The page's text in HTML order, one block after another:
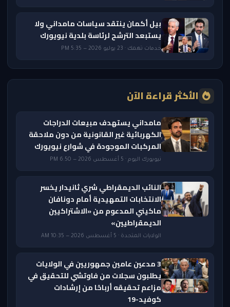
بيل أكمان ينتقد سياسات مامداني ولا
يستبعد الترشح لرئاسة بلدية نيويورك
خدمات تهمك · 23 يوليو 2026 — 5:35 PM
الأكثر قراءة الآن
مامداني يستهدف مبيعات الدراجات
الكهربائية غير القانونية من دون ملاحقة
المركبات الموجودة في شوارع نيويورك
نيويورك اليوم · 5 أغسطس 2026 — 6:50 PM
النائب الديمقراطي شري ثانيدار يخسر
الانتخابات التمهيدية أمام دونافان
ماكيني المدعوم من «الاشتراكيين
الديمقراطيين»
الولايات المتحدة · 5 أغسطس 2026 — 10:35 AM
3 مدعين عامين جمهوريين في الولايات
يطلبون سجلات من فاوتشي للتحقيق في
مزاعم تحقيقه أرباحًا من إرشادات
كوفيد-19